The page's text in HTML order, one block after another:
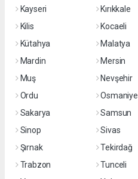
Kayseri
Kırıkkale
Kilis
Kocaeli
Kütahya
Malatya
Mardin
Mersin
Muş
Nevşehir
Ordu
Osmaniye
Sakarya
Samsun
Sinop
Sivas
Şırnak
Tekirdağ
Trabzon
Tunceli